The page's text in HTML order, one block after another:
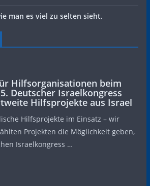
man es viel zu selten sieht.
Hilfsorganisationen beim
Deutscher Israelkongress
Hilfsprojekte aus Israel
Hilfsprojekte im Einsatz – wir
Projekten die Möglichkeit geben,
Israelkongress …